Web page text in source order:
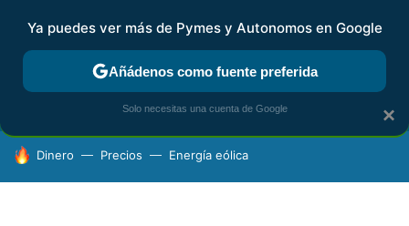
FISCALIDAD Y CONTABILIDAD KIT DIGITAL RENTA
HOY SE HABLA DE
Dinero Precios Energía eólica
×
Ya puedes ver más de Pymes y Autonomos en Google
Añádenos como fuente preferida
Solo necesitas una cuenta de Google